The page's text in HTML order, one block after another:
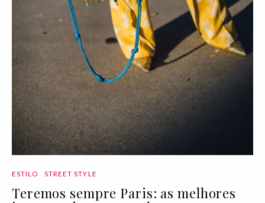
ESTILO STREET STYLE
Teremos sempre Paris: as melhores